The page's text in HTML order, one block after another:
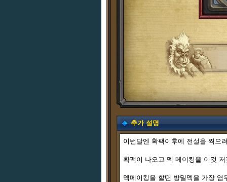
추가 설명
이번달엔 확팩이후에 전설을 찍으
확팩이 나오고 덱 메이킹을 이것
덱메이킹을 할땐 방밀덱을 가장